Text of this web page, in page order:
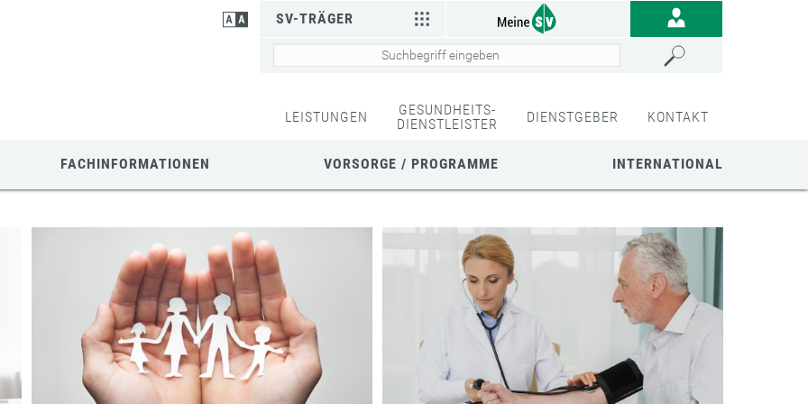
SV-TRÄGER
LEISTUNGEN
GESUNDHEITS-
DIENSTLEISTER
DIENSTGEBER KONTAKT
FACHINFORMATIONEN VORSORGE / PROGRAMME INTERNATIONAL